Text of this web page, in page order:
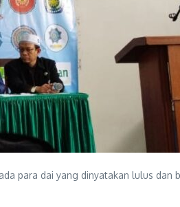
para dai yang dinyatakan lulus